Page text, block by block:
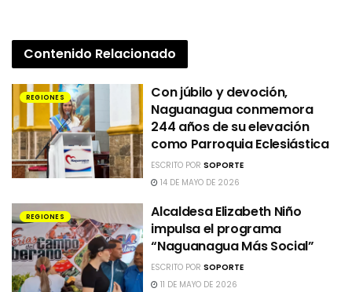
Contenido Relacionado
REGIONES
Con júbilo y devoción,
Naguanagua conmemora
244 años de su elevación
como Parroquia Eclesiástica
ESCRITO PORSOPORTE
14 DE MAYO DE 2026
REGIONES
Alcaldesa Elizabeth Niño
impulsa el programa
“Naguanagua Más Social”
ESCRITO PORSOPORTE
11 DE MAYO DE 2026